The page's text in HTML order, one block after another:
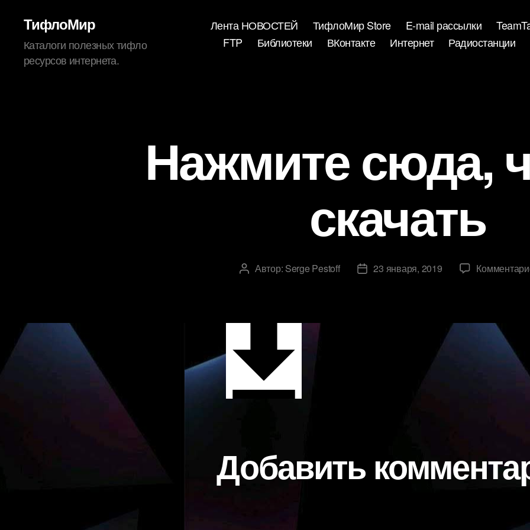
ТифлоМир
Каталоги полезных тифло
ресурсов интернета.
Лента НОВОСТЕЙ ТифлоМир Store E-mail рассылки
FTP
Библиотеки ВКонтакте Интернет Радиостанции
Нажмите сюда,
скачать
Автор
Автор: Serge Pestoff
Дата23 января, 2019
Добавить